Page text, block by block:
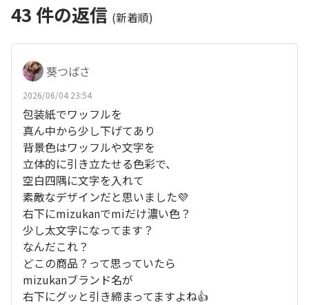
43 件の返信 (新着順)
葵つばさ
2026/06/04 23:54
包装紙でワッフルを
真ん中から少し下げてあり
背景色はワッフルや文字を
立体的に引き立たせる色彩で、
空白四隅に文字を入れて
素敵なデザインだと思いました💜
右下にmizukanでmiだけ濃い色？
少し太文字になってます？
なんだこれ？
どこの商品？って思っていたら
mizukanブランド名が
右下にグッと引き締まってますよね👍